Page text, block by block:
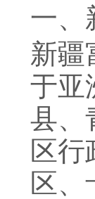
一、
新疆
于亚
县、
区行
区